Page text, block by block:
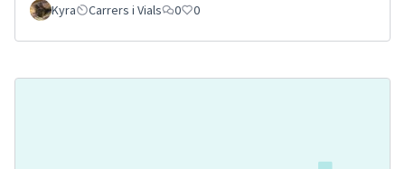
Kyra Carrers i Vials 0 0